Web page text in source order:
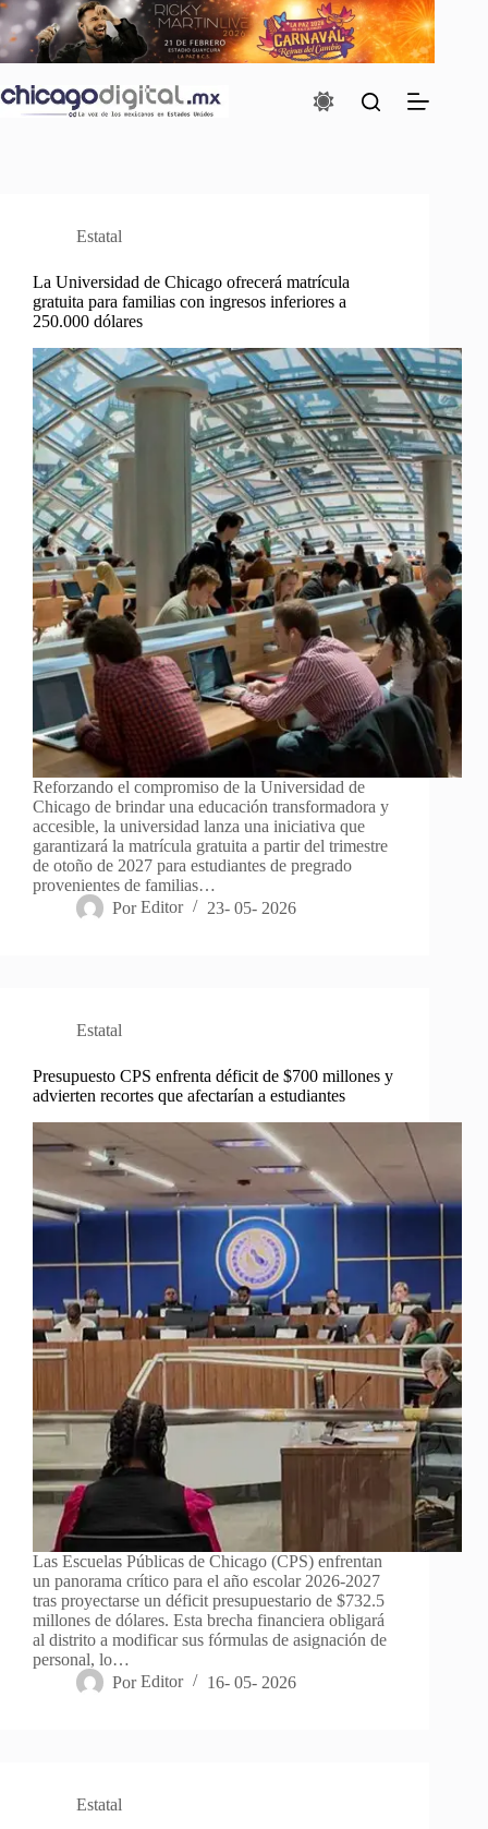
Saltar
al
contenido
Estatal
La Universidad de Chicago ofrecerá matrícula
gratuita para familias con ingresos inferiores a
250.000 dólares
Reforzando el compromiso de la Universidad de
Chicago de brindar una educación transformadora y
accesible, la universidad lanza una iniciativa que
garantizará la matrícula gratuita a partir del trimestre
de otoño de 2027 para estudiantes de pregrado
provenientes de familias…
Por Editor 23- 05- 2026
Estatal
Presupuesto CPS enfrenta déficit de $700 millones y
advierten recortes que afectarían a estudiantes
Las Escuelas Públicas de Chicago (CPS) enfrentan
un panorama crítico para el año escolar 2026-2027
tras proyectarse un déficit presupuestario de $732.5
millones de dólares. Esta brecha financiera obligará
al distrito a modificar sus fórmulas de asignación de
personal, lo…
Por Editor 16- 05- 2026
Estatal